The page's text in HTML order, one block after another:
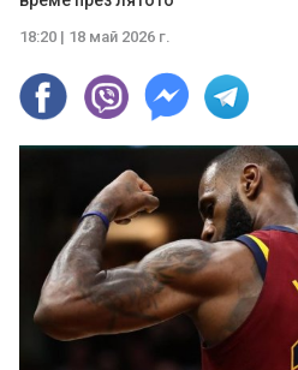
18:20 | 18 май 2026 г.